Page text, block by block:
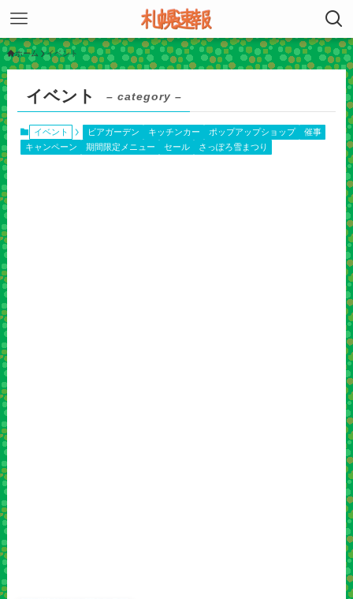
ホーム イベント
イベント – category –
イベント ビアガーデン キッチンカー ポップアップショップ
催事
キャンペーン
期間限定メニュー セール さっぽろ雪まつり